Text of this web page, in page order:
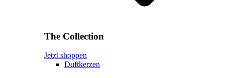
The Collection
Jetzt shoppen
Duftkerzen